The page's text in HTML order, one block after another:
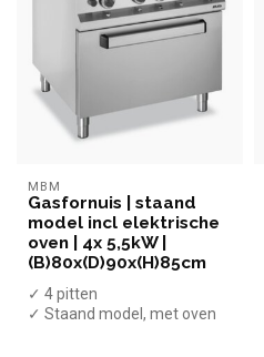
MBM
Gasfornuis | staand
model incl elektrische
oven | 4x 5,5kW |
(B)80x(D)90x(H)85cm
✓ 4 pitten
✓ Staand model, met oven